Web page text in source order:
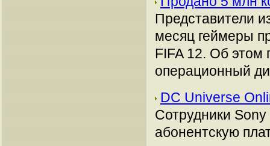
Представители
месяц геймеры
FIFA 12. Об
операционный
DC Universe
Сотрудники
абонентскую